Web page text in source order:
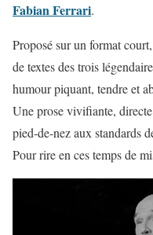
Fabian Ferrari.
Proposé sur un format
de textes des trois
humour piquant, tendre et
Une prose vivifiante,
pied-de-nez aux standards
Pour rire en ces temps de